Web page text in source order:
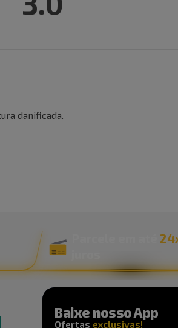
danificada.
Baixe nosso App
Ofertas exclusivas!